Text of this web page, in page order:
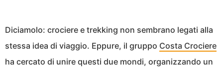
Diciamolo: crociere e trekking non sembrano legati alla
stessa idea di viaggio. Eppure, il gruppo Costa Crociere
ha cercato di unire questi due mondi, organizzando un